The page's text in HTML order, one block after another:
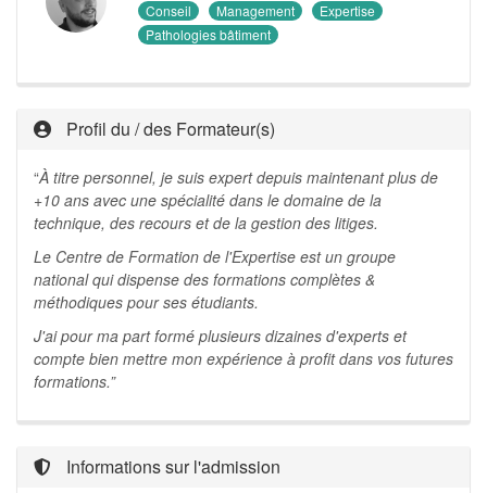
Conseil Management
Expertise
Pathologies bâtiment
Profil du / des Formateur(s)
“À titre personnel, je suis expert depuis maintenant plus de
+10 ans avec une spécialité dans le domaine de la
technique, des recours et de la gestion des litiges.
Le Centre de Formation de l'Expertise est un groupe
national qui dispense des formations complètes &
méthodiques pour ses étudiants.
J'ai pour ma part formé plusieurs dizaines d'experts et
compte bien mettre mon expérience à profit dans vos futures
formations.”
Informations sur l'admission